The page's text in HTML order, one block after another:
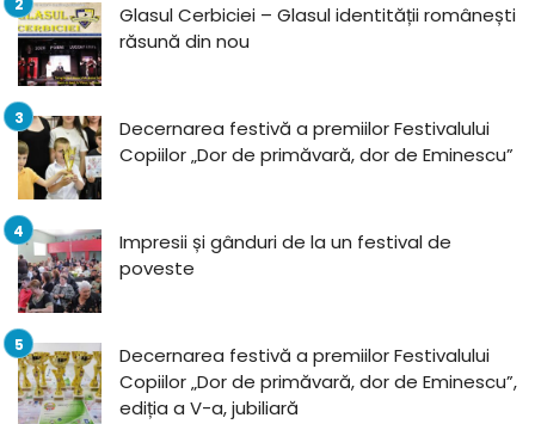
Glasul Cerbiciei – Glasul identității românești
răsună din nou
Decernarea festivă a premiilor Festivalului
Copiilor „Dor de primăvară, dor de Eminescu”
Impresii și gânduri de la un festival de
poveste
Decernarea festivă a premiilor Festivalului
Copiilor „Dor de primăvară, dor de Eminescu”,
ediția a V-a, jubiliară